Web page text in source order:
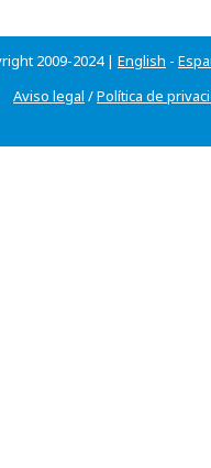
2009-2024 | English -
Aviso legal /Política de